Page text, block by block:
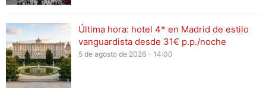
Última hora: hotel 4* en Madrid de estilo
vanguardista desde 31€ p.p./noche
5 de agosto de 2026 - 14:00